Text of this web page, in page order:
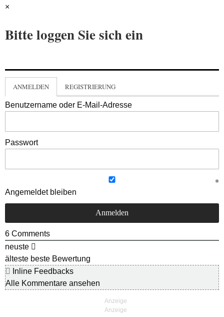
×
Bitte loggen Sie sich ein
ANMELDEN REGISTRIERUNG
Benutzername oder E-Mail-Adresse
Passwort
Angemeldet bleiben
6 Comments
neuste
älteste beste Bewertung
Inline Feedbacks
Alle Kommentare ansehen